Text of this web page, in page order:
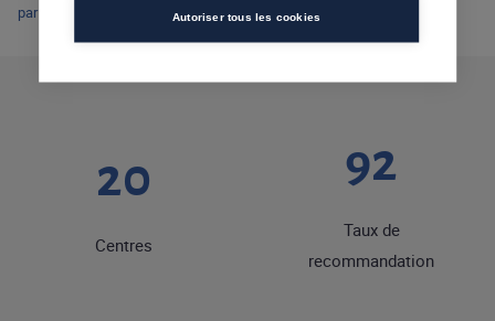
20
Centres
92
Taux de
recommandation
par Le Point
Autoriser tous les cookies